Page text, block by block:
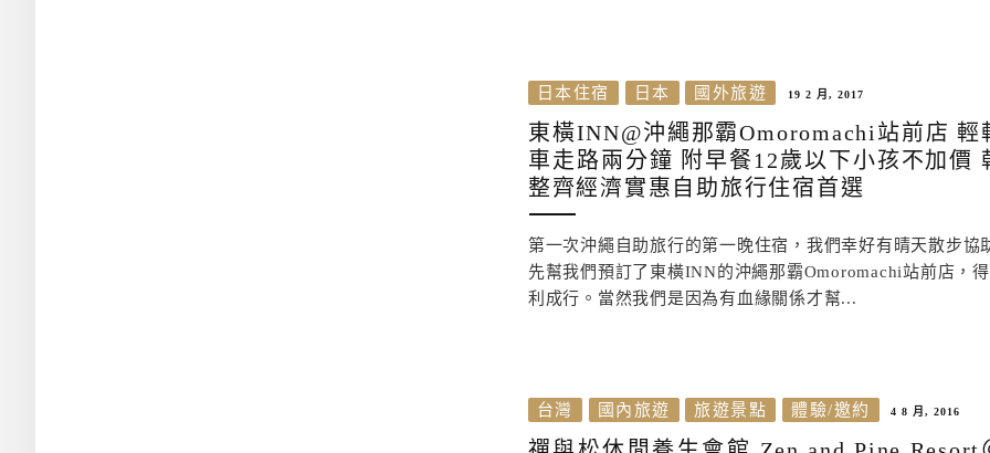
日本住宿 日本 國外旅遊 19 2 月, 2017
東橫INN@沖繩那霸Omoromachi站前店 輕
車走路兩分鐘 附早餐12歲以下小孩不加價
整齊經濟實惠自助旅行住宿首選
第一次沖繩自助旅行的第一晚住宿，我們幸好有晴天散步協
先幫我們預訂了東橫INN的沖繩那霸Omoromachi站前店，
利成行。當然我們是因為有血緣關係才幫...
台灣 國內旅遊 旅遊景點 體驗/邀約 4 8 月, 2016